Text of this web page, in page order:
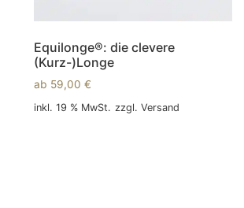
Equilonge®: die clevere
(Kurz-)Longe
ab 59,00€
inkl. 19 % MwSt. zzgl.Versand